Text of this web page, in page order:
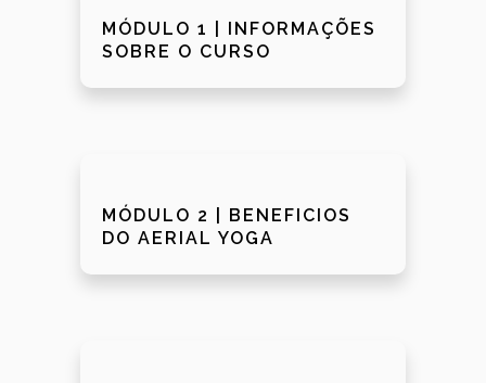
MÓDULO 1 | INFORMAÇÕES
SOBRE O CURSO
MÓDULO 2 | BENEFICIOS
DO AERIAL YOGA